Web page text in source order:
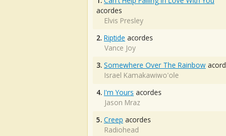
acordes
Elvis Presley
2. Riptide acordes
Vance Joy
3. Somewhere Over The Rainbow
Israel Kamakawiwo'ole
4. I'm Yours acordes
Jason Mraz
5. Creep acordes
Radiohead